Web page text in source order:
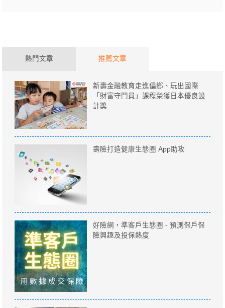
熱門文章 推薦文章
新壽金融教育走進偏鄉、玩出國際
「財富守門員」課程榮獲日本優良設
計獎
壽險打造健康生態圈 App助攻
好險網，準客戶生態圈 - 預測保戶保
險興趣及投保熱度